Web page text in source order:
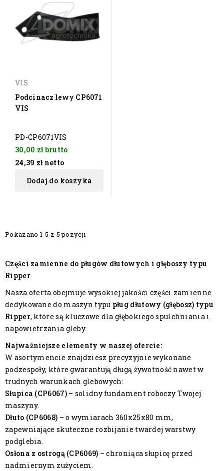
VIS
Podcinacz lewy CP6071
VIS
PD-CP6071VIS
30,00 złbrutto
24,39 zł netto
Dodaj do koszyka
Pokazano 1-5 z 5 pozycji
Części zamienne do pługów dłutowych i głęboszy typu
Ripper
Nasza oferta obejmuje wysokiej jakości części zamienne
dedykowane do maszyn typu pług dłutowy (głębosz) typu
Ripper, które są kluczowe dla głębokiego spulchniania i
napowietrzania gleby.
Najważniejsze elementy w naszej ofercie:
W asortymencie znajdziesz precyzyjnie wykonane
podzespoły, które gwarantują długą żywotność nawet w
trudnych warunkach glebowych:
Słupica (CP6067)– solidny fundament roboczy Twojej
maszyny.
Dłuto (CP6068) – o wymiarach 360x25x80 mm,
zapewniające skuteczne rozbijanie twardej warstwy
podglebia.
Osłona z ostrogą (CP6069) – chroniąca słupicę przed
nadmiernym zużyciem.